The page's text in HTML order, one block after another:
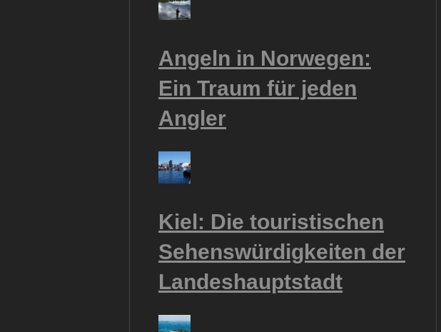
Angeln in Norwegen:
Ein Traum für jeden
Angler
Kiel: Die touristischen
Sehenswürdigkeiten der
Landeshauptstadt